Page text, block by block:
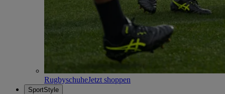
RugbyschuheJetzt shoppen
SportStyle